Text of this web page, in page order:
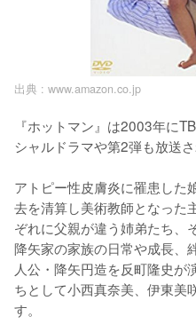
出典 : www.amazon.co.jp
『ホットマン』は2003年に
シャルドラマや第2弾も放送
アトピー性皮膚炎に罹患した
去を清算し美術教師となった
ぞれに父親が違う姉弟たち、
降矢家の家族の日常や成長、
人公・降矢円造を反町隆史が
ちとして小西真奈美、伊東美
す。